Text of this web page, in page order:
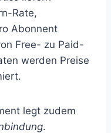
Rate,
Abonnent
Free- zu Paid-
werden Preise
legt zudem
.